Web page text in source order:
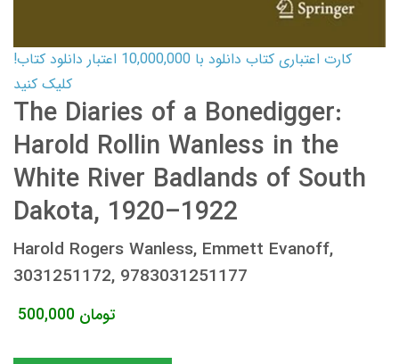
کارت اعتباری کتاب دانلود با 10,000,000 اعتبار دانلود کتاب!
کلیک کنید
The Diaries of a Bonedigger:
Harold Rollin Wanless in the
White River Badlands of South
Dakota, 1920–1922
Harold Rogers Wanless, Emmett Evanoff,
3031251172, 9783031251177
500,000 تومان